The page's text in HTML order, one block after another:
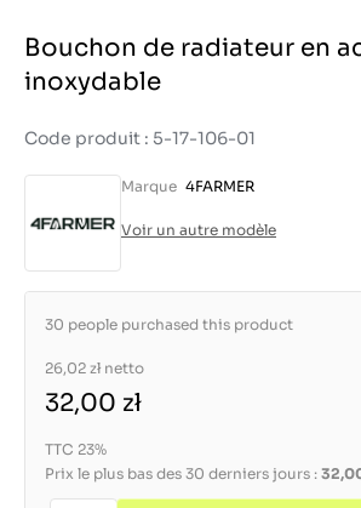
Bouchon de radiateur en
inoxydable
Code produit : 5-17-106-01
Marque 4FARMER
Voir un autre modèle
30 people purchased this product
26,02 zł netto
32,00 zł
TTC 23%
Prix le plus bas des 30 derniers jours :